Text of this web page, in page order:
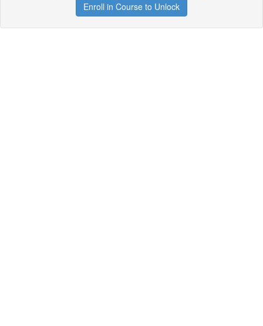
Enroll in Course to Unlock